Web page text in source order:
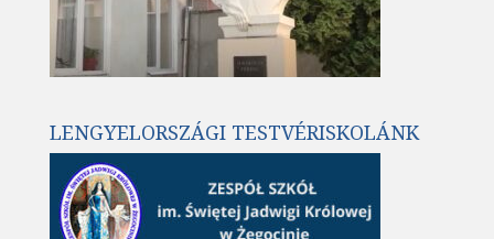
LENGYELORSZÁGI TESTVÉRISKOLÁNK